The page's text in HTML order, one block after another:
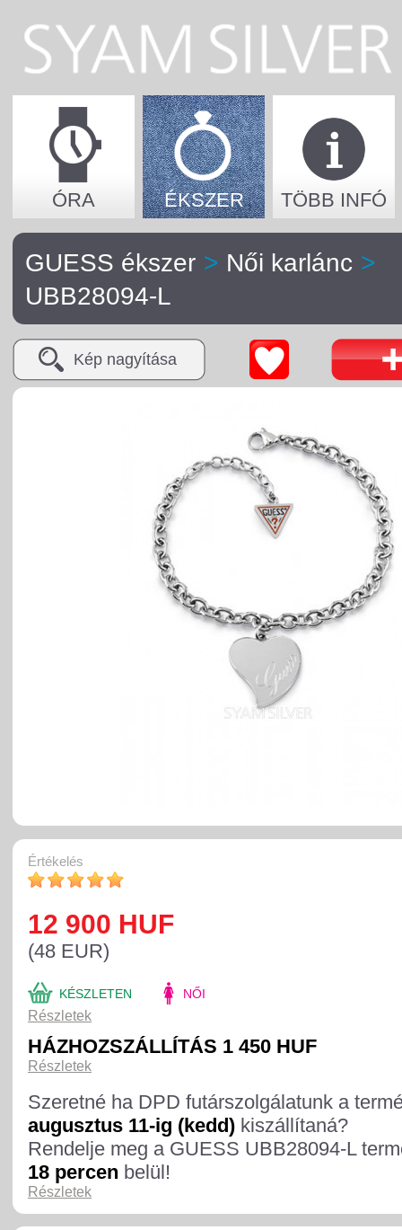
ÓRA ÉKSZER TÖBB INFÓ
GUESS ékszer > Női karlánc >
UBB28094-L
Kép nagyítása
Értékelés
12 900 HUF
(48 EUR)
KÉSZLETEN
Részletek
NŐI
HÁZHOZSZÁLLÍTÁS 1 450 HUF
Részletek
Szeretné ha DPD futárszolgálatunk a
augusztus 11-ig (kedd) kiszállítaná?
Rendelje meg a GUESS UBB28094-L
18 percen belül!
Részletek